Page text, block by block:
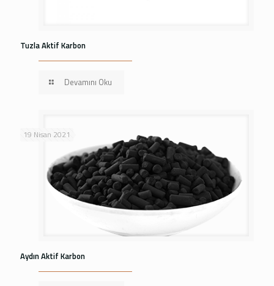
Tuzla Aktif Karbon
Devamını Oku
19 Nisan 2021
Aydın Aktif Karbon